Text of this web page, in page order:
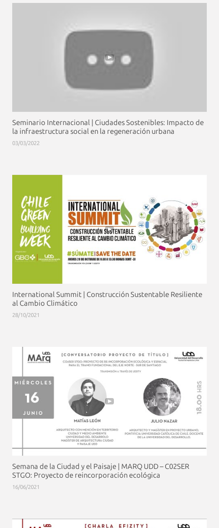
Seminario Internacional | Ciudades Sostenibles: Impacto de
la infraestructura social en la regeneración urbana
03/03/2022
International Summit | Construcción Sustentable Resiliente
al Cambio Climático
28/10/2021
Semana de la Ciudad y el Paisaje | MARQ UDD – C02SER
STGO: Proyecto de reincorporación ecológica
16/06/2021